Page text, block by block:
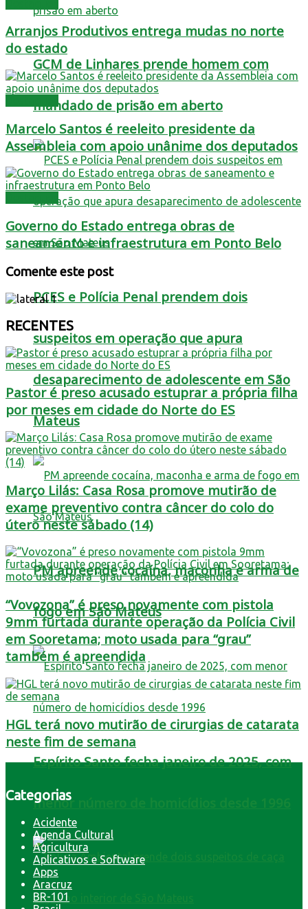
GCM de Linhares prende homem com
mandado de prisão em aberto
PCES e Polícia Penal prendem dois
suspeitos em operação que apura
desaparecimento de adolescente em São
Mateus
PM apreende cocaína, maconha e arma de
fogo em São Mateus
Espírito Santo fecha janeiro de 2025, com
menor número de homicídios desde 1996
Arranjos Produtivos entrega mudas no norte
do estado
Marcelo Santos é reeleito presidente da
Assembleia com apoio unânime dos deputados
Governo do Estado entrega obras de
saneamento e infraestrutura em Ponto Belo
Comente este post
RECENTES
Pastor é preso acusado estuprar a própria filha
por meses em cidade do Norte do ES
Março Lilás: Casa Rosa promove mutirão de
exame preventivo contra câncer do colo do
útero neste sábado (14)
“Vovozona” é preso novamente com pistola
9mm furtada durante operação da Polícia Civil
em Sooretama; moto usada para “grau”
também é apreendida
HGL terá novo mutirão de cirurgias de catarata
neste fim de semana
Categorias
Acidente
Agenda Cultural
Agricultura
Aplicativos e Software
Apps
Aracruz
BR-101